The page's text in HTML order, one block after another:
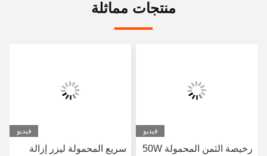
منتجات مماثلة
فيديو
رخيصة الثمن المحمولة 50W
فيديو
سريع المحمولة ليزر إزالة